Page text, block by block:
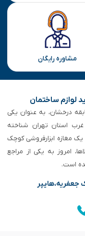
مشاوره رایگان
لوازم ساختمان
خاجی‌ با بیش از ۵۰ سال سابقه‌ درخشان، به عنوان یکی
غرب استان تهران شناخته
مغازه ابزارفروشی کوچک
امروز به یکی از مراجع
است.
جعفریه،هایپر